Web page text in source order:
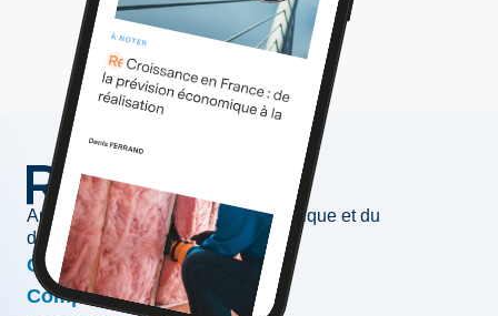
Au service de l'information économique et du
développement des entreprises
Conjoncture & prévisions
Compétitivité & croissance